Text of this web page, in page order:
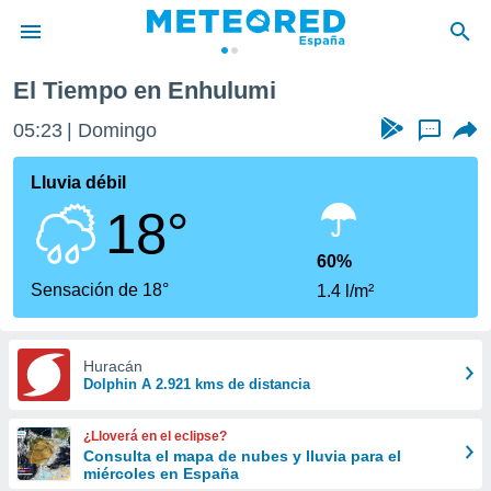
de
por
se
calidad.
a este
las
y
forma
digital
basada
El Tiempo en Enhulumi
05:23 Domingo ...
Lluvia débil
18°
Sensación de 18°
60%
1.4 l/m²
Huracán
Dolphin A 2.921 kms de distancia
¿Lloverá en el eclipse?
Consulta el mapa de nubes y lluvia para el
miércoles en España